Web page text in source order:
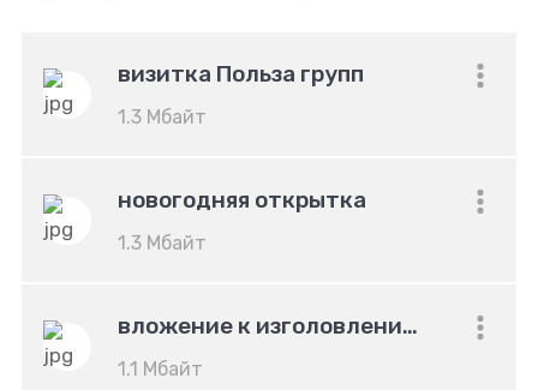
визитка Польза групп
1.3 Мбайт
новогодняя открытка
1.3 Мбайт
вложение к изголовлению работы
1.1 Мбайт